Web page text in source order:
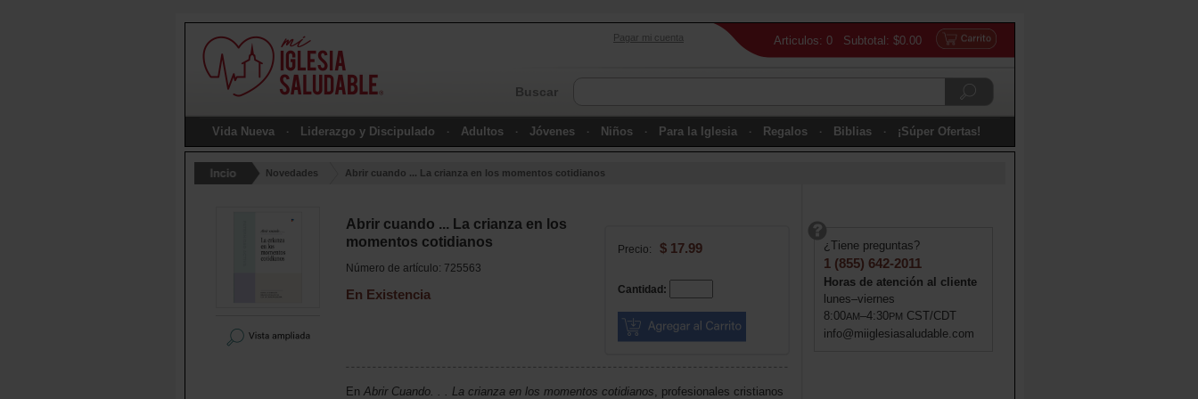
Articulos: 0 Subtotal: $0.00
Pagar mi cuenta
Buscar
Vida Nueva Liderazgo y Discipulado Adultos Jóvenes Niños Para la Iglesia Regalos Biblias ¡Súper Ofertas!
Novedades Abrir cuando ... La crianza en los momentos cotidianos
Abrir cuando ... La crianza en los
momentos cotidianos
Número de artículo: 725563
En Existencia
Precio: $ 17.99
Cantidad:
En Abrir Cuando. . . La crianza en los momentos cotidianos, profesionales cristianos
¿Tiene preguntas?
1 (855) 642-2011
Horas de atención al cliente
lunes–viernes
8:00AM–4:30PM CST/CDT
info@miiglesiasaludable.com